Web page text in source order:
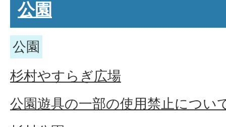
公園
公園
杉村やすらぎ広場
公園遊具の一部の使用禁止につい